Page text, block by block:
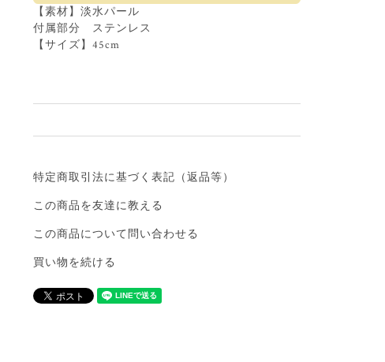
【素材】淡水パール
付属部分 ステンレス
【サイズ】45cm
特定商取引法に基づく表記（返品等）
この商品を友達に教える
この商品について問い合わせる
買い物を続ける